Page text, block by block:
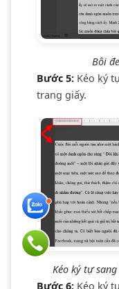
Bôi
Bước 5: Kéo ký
trang giấy.
Kéo ký tự
Bước 6: Kéo ký